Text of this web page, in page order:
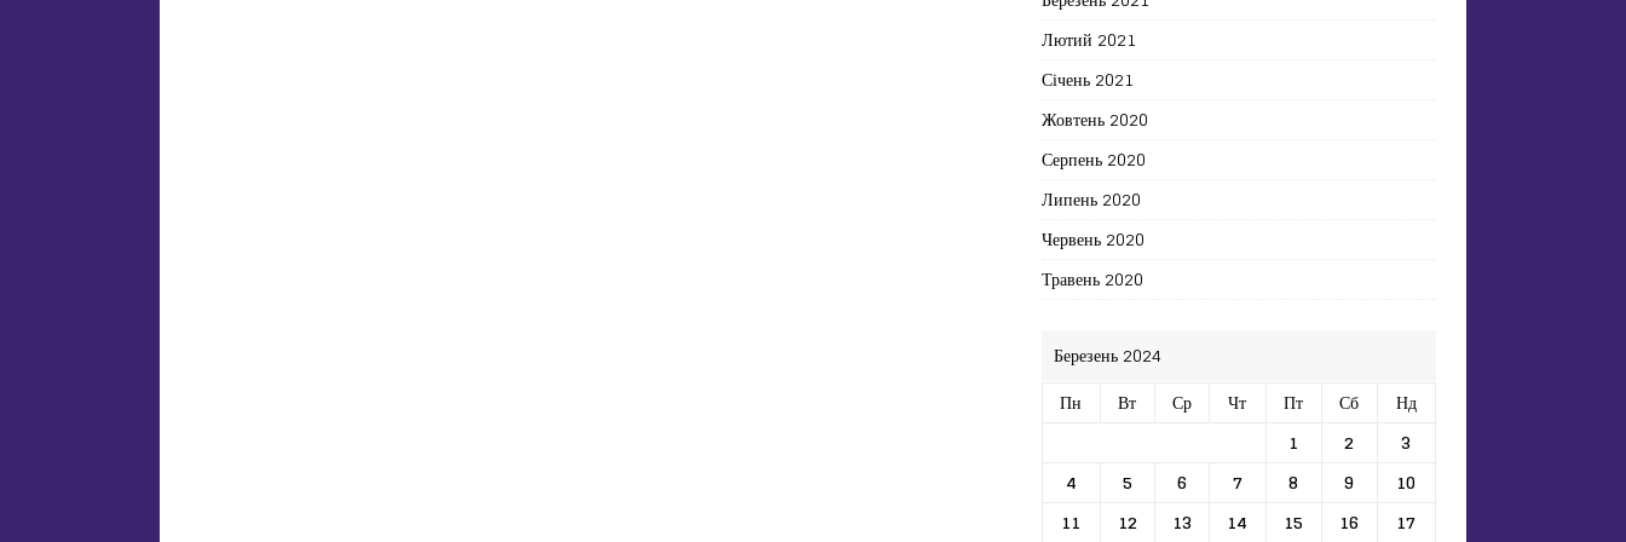
Лютий 2021
Січень 2021
Жовтень 2020
Серпень 2020
Липень 2020
Червень 2020
Травень 2020
Березень 2024
Пн
Вт Ср Чт Пт Сб
Нд
1
2
3
4
5 6 7 8 9
10
11
12 13 14 15 16 17